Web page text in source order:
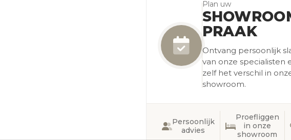
Plan uw
PRAAK
Ontvang persoonlijk
van onze specialisten
zelf het verschil in
showroom.
Persoonlijk
advies
Proefliggen
in onze
showroom